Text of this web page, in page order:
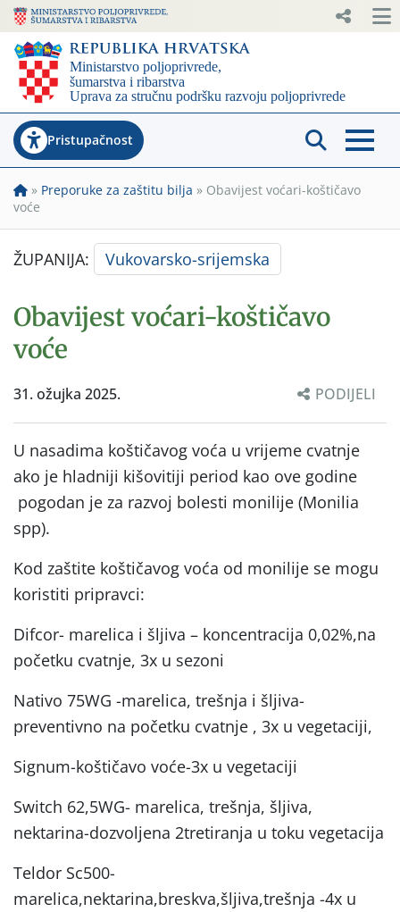
Pristupačnost
» Preporuke za zaštitu bilja » Obavijest voćari-koštičavo
voće
ŽUPANIJA: Vukovarsko-srijemska
Obavijest voćari-koštičavo
voće
31. ožujka 2025. PODIJELI
U nasadima koštičavog voća u vrijeme cvatnje
ako je hladniji kišovitiji period kao ove godine
pogodan je za razvoj bolesti monilije (Monilia
spp).
Kod zaštite koštičavog voća od monilije se mogu
koristiti pripravci:
Difcor- marelica i šljiva – koncentracija 0,02%,na
početku cvatnje, 3x u sezoni
Nativo 75WG -marelica, trešnja i šljiva-
preventivno na početku cvatnje , 3x u vegetaciji,
Signum-koštičavo voće-3x u vegetaciji
Switch 62,5WG- marelica, trešnja, šljiva,
nektarina-dozvoljena 2tretiranja u toku vegetacija
Teldor Sc500-
marelica,nektarina,breskva,šljiva,trešnja -4x u